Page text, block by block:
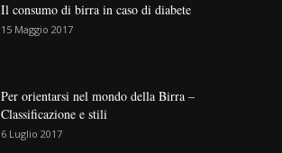
Il consumo di birra in caso di diabete
15 Maggio 2017
Per orientarsi nel mondo della Birra –
Classificazione e stili
6 Luglio 2017